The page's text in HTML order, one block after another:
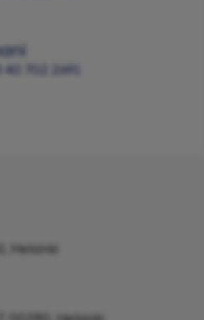
40 702 2691
Helsinki